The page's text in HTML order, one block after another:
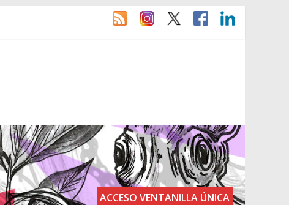
ACCESO VENTANILLA ÚNICA